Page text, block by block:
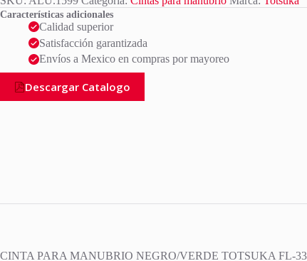
Características adicionales
Calidad superior
Satisfacción garantizada
Envíos a Mexico en compras por mayoreo
Descargar Catalogo
CINTA PARA MANUBRIO NEGRO/VERDE TOTSUKA FL-